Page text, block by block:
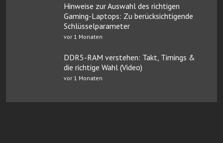
Hinweise zur Auswahl des richtigen
Gaming-Laptops: Zu berücksichtigende
Schlüsselparameter
vor 1 Monaten
DDR5-RAM verstehen: Takt, Timings &
die richtige Wahl (Video)
vor 1 Monaten